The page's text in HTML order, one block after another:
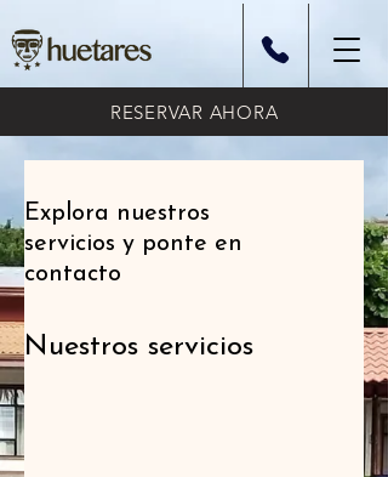
RESERVAR AHORA
Explora nuestros
servicios y ponte en
contacto
Nuestros servicios